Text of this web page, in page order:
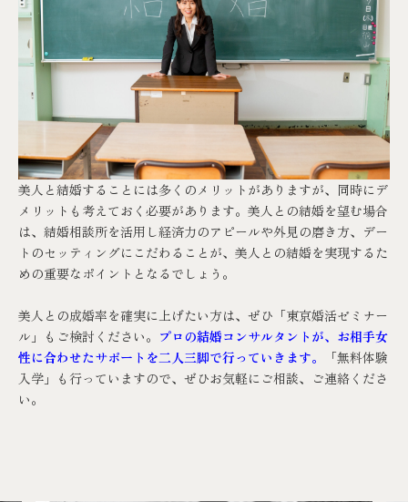
美人と結婚することには多くのメリットがありますが、同時にデ
メリットも考えておく必要があります。美人との結婚を望む場合
は、結婚相談所を活用し経済力のアピールや外見の磨き方、デー
トのセッティングにこだわることが、美人との結婚を実現するた
めの重要なポイントとなるでしょう。
美人との成婚率を確実に上げたい方は、ぜひ「東京婚活ゼミナー
ル 」もご検討ください。 プロの結婚コンサルタントが、お相手女
性に合わせたサポートを二人三脚で行っていきます。
「無料体験
入学 」も行っていますので、ぜひお気軽にご相談、ご連絡くださ
い。